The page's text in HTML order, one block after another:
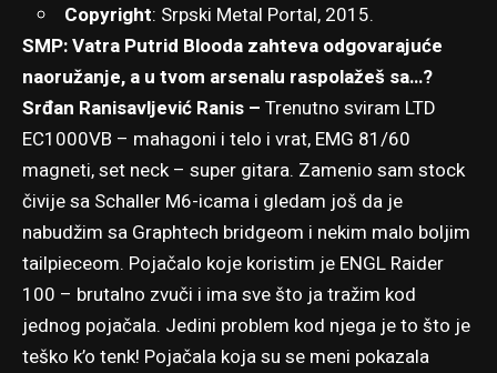
Copyright: Srpski Metal Portal, 2015.
SMP: Vatra Putrid Blooda zahteva odgovarajuće
naoružanje, a u tvom arsenalu raspolažeš sa…?
Srđan Ranisavljević Ranis – Trenutno sviram LTD
EC1000VB – mahagoni i telo i vrat, EMG 81/60
magneti, set neck – super gitara. Zamenio sam stock
čivije sa Schaller M6-icama i gledam još da je
nabudžim sa Graphtech bridgeom i nekim malo boljim
tailpieceom. Pojačalo koje koristim je ENGL Raider
100 – brutalno zvuči i ima sve što ja tražim kod
jednog pojačala. Jedini problem kod njega je to što je
teško k’o tenk! Pojačala koja su se meni pokazala